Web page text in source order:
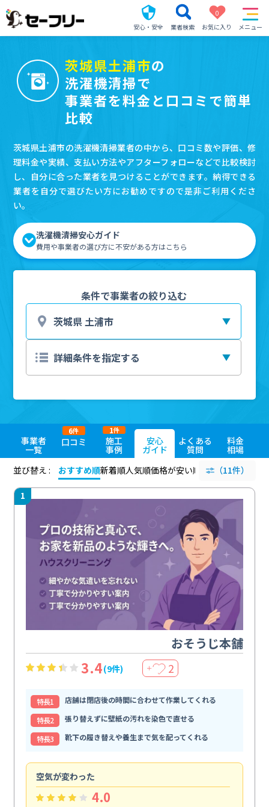
安心・安全 業者検索
0
お気に入り
メニュー
茨城県土浦市の
洗濯機清掃で
事業者を料金と口コミで簡単
比較
茨城県土浦市の洗濯機清掃業者の中から、口コミ数や評価、修
理料金や実績、支払い方法やアフターフォローなどで比較検討
し、自分に合った業者を見つけることができます。納得できる
業者を自分で選びたい方にお勧めですので是非ご利用くださ
い。
洗濯機清掃安心ガイド
費用や事業者の選び方に不安がある方はこちら
条件で事業者の絞り込む
事業者
一覧
口コミ
6件
施工
事例
1件
安心
ガイド
よくある
質問
料金
相場
並び替え :
おすすめ順新着順人気順価格が安い順 評価が高い順
（11件）
1
おそうじ本舗
3.4(9件) ＋ 2
特⻑1
店舗は閉店後の時間に合わせて作業してくれる
特⻑2
張り替えずに壁紙の汚れを染色で直せる
特⻑3
靴下の履き替えや養生まで気を配ってくれる
空気が変わった
4.0